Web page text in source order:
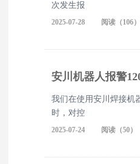
次发生报
2025-07-28 阅读（106）
安川机器人报警
我们在使用安川焊接机
时，对控
2025-07-24 阅读（50）